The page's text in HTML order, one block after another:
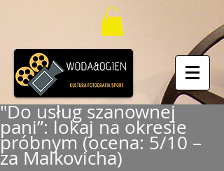
"Do usług szanownej
pani”: lokaj na okresie
próbnym (ocena: 5/10 –
za Malkovicha)